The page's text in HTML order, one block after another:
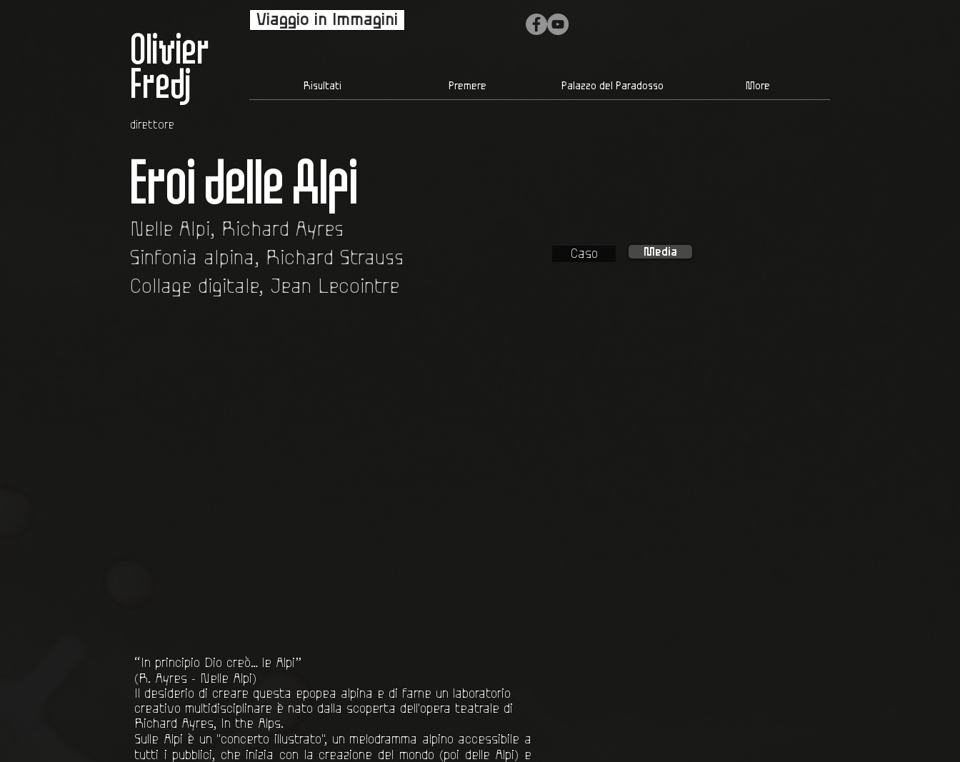
Viaggio in Immagini
Risultati Premere Palazzo del Paradosso More
Eroi delle Alpi
Nelle Alpi, Richard Ayres
Sinfonia alpina, Richard Strauss
Collage digitale, Jean Lecointre
Caso Media
“In principio Dio creò… le Alpi”
(R. Ayres - Nelle Alpi)
Il desiderio di creare questa epopea alpina e di farne un laboratorio
creativo multidisciplinare è nato dalla scoperta dell'opera teatrale di
Richard Ayres, In the Alps.
Sulle Alpi è un "concerto illustrato", un melodramma alpino accessibile a
tutti i pubblici, che inizia con la creazione del mondo (poi delle Alpi) e
direttore
Olivier
Fredj